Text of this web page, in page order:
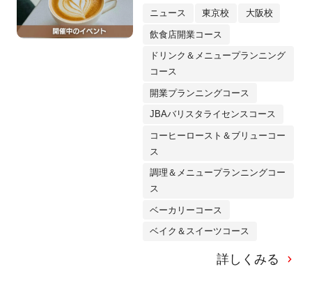
ニュース 東京校 大阪校
飲食店開業コース
ドリンク＆メニュープランニング
コース
開業プランニングコース
JBAバリスタライセンスコース
コーヒーロースト＆ブリューコー
ス
調理＆メニュープランニングコー
ス
ベーカリーコース
ベイク＆スイーツコース
詳しくみる